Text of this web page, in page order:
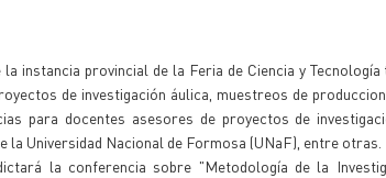
instancia provincial de la Feria de Ciencia y
de investigación áulica, muestreos de
para docentes asesores de proyectos de
Universidad Nacional de Formosa (UNaF), entre otras.
la conferencia sobre "Metodología de la